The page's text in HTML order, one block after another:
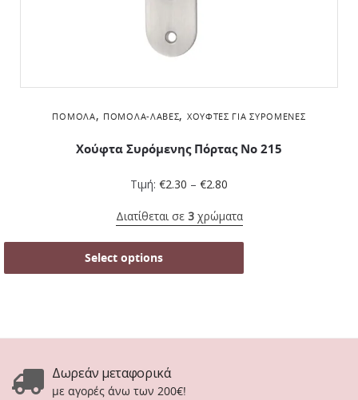
ΠΌΜΟΛΑ, ΠΌΜΟΛΑ-ΛΑΒΈΣ, ΧΟΎΦΤΕΣ ΓΙΑ ΣΥΡΌΜΕΝΕΣ
Χούφτα Συρόμενης Πόρτας Νο 215
Τιμή: €2.30 – €2.80
Διατίθεται σε 3χρώματα
Select options
Δωρεάν μεταφορικά
με αγορές άνω των 200€!